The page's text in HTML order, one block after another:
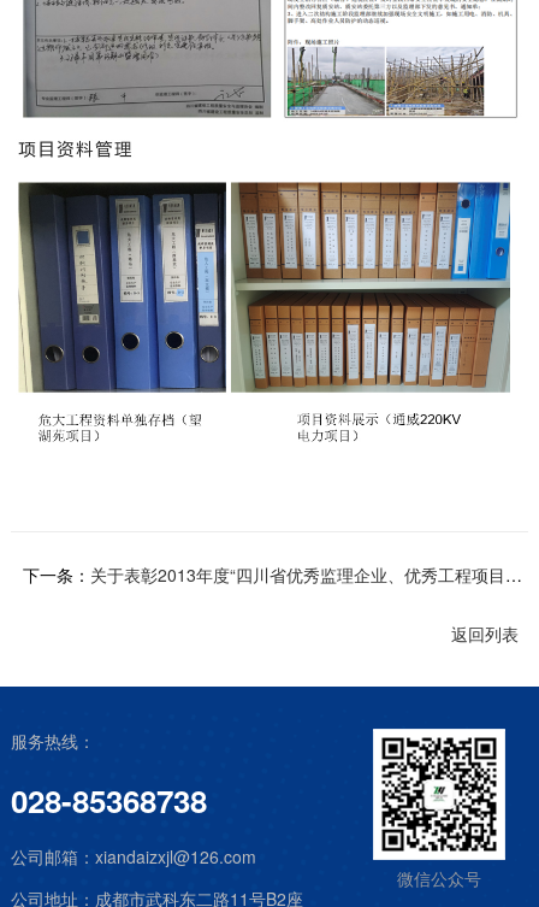
下一条： 关于表彰2013年度“四川省优秀监理企业、优秀工程项目监理部、优秀总监理工程师、优秀监理工程师、监理分会积极分子”的决定
返回列表
服务热线：
028-85368738
公司邮箱： xiandaizxjl@126.com
公司地址： 成都市武科东二路11号B2座
微信公众号